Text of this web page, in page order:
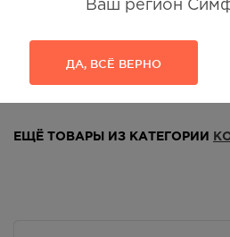
Ваш регион
ДА, ВСЁ ВЕРНО
Отзывы
ЕЩЁ ТОВАРЫ ИЗ КАТЕГОРИИ